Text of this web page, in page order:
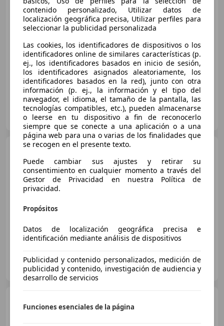
€ 5.700
Súper oferta
10/2001 230.000 km Diésel 142 kW (193 CV)
Particular
ES-03340 Albatera
BMW 520
€ 6.500
07/2006
Particular
ES-45300 Ocaña
contenido personalizado, Utilizar datos de
localización geográfica precisa, Utilizar perfiles para
seleccionar la publicidad personalizada
Las cookies, los identificadores de dispositivos o los
identificadores online de similares características (p.
ej., los identificadores basados en inicio de sesión,
los identificadores asignados aleatoriamente, los
identificadores basados en la red), junto con otra
información (p. ej., la información y el tipo del
navegador, el idioma, el tamaño de la pantalla, las
tecnologías compatibles, etc.), pueden almacenarse
o leerse en tu dispositivo a fin de reconocerlo
siempre que se conecte a una aplicación o a una
página web para una o varias de los finalidades que
se recogen en el presente texto.
Puede cambiar sus ajustes y retirar su
consentimiento en cualquier momento a través del
Gestor de Privacidad en nuestra Política de
privacidad.
Propósitos
Datos de localización geográfica precisa e
identificación mediante análisis de dispositivos
Publicidad y contenido personalizados, medición de
publicidad y contenido, investigación de audiencia y
desarrollo de servicios
Funciones esenciales de la página